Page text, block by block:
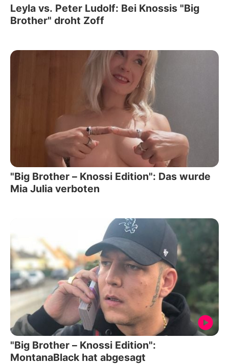
Leyla vs. Peter Ludolf: Bei Knossis "Big
Brother" droht Zoff
"Big Brother – Knossi Edition": Das wurde
Mia Julia verboten
"Big Brother – Knossi Edition":
MontanaBlack hat abgesagt